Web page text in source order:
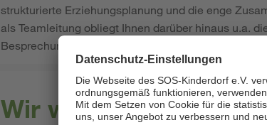
strukturierte Erziehungsplanung und die enge
als Teamleitung obliegt Ihnen darüber hinaus u.a.
Besprechungen oder auch die Verwaltung des
Wir wünschen uns